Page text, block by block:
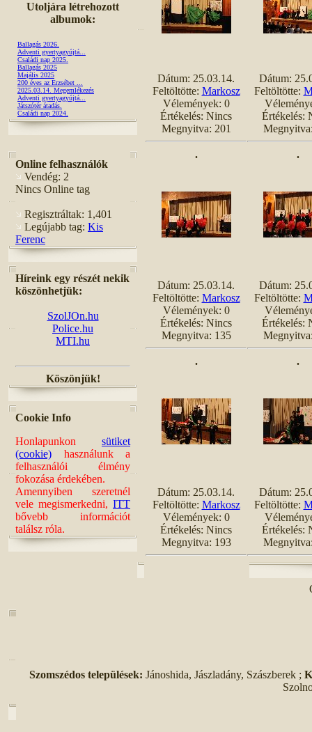
Utoljára létrehozott
albumok:
Ballagás 2026.
Adventi gyertyagyújtá...
Családi nap 2025.
Ballagás 2025
Majális 2025
200 éves az Erzsébet ...
2025.03.14. Megemlékezés
Adventi gyertyagyújtá...
Játszótér átadás.
Családi nap 2024.
Online felhasználók
Vendég: 2
Nincs Online tag
Regisztráltak: 1,401
Legújabb tag: Kis
Ferenc
Híreink egy részét nekik
köszönhetjük:
SzolJOn.hu
Police.hu
MTI.hu
Köszönjük!
Cookie Info
Honlapunkon sütiket
(cookie) használunk a
felhasználói élmény
fokozása érdekében.
Amennyiben szeretnél
vele megismerkedni, ITT
bővebb információt
találsz róla.
Dátum: 25.03.14.
Feltöltötte: Markosz
Vélemények: 0
Értékelés: Nincs
Megnyitva: 201
Dátum:
Feltöltötte:
Értékelés:
.
Dátum: 25.03.14.
Feltöltötte: Markosz
Vélemények: 0
Értékelés: Nincs
Megnyitva: 135
.
Dátum:
Feltöltötte:
Értékelés:
.
Dátum: 25.03.14.
Feltöltötte: Markosz
Vélemények: 0
Értékelés: Nincs
Megnyitva: 193
.
Dátum:
Feltöltötte:
Értékelés:
Szomszédos települések: Jánoshida, Jászladány, Szászberek ;